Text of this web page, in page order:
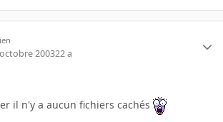
200322 a
il n'y a aucun fichiers cachés